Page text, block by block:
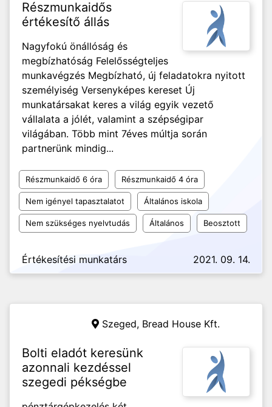
Részmunkaidős
értékesítő állás
Nagyfokú önállóság és
megbízhatóság Felelősségteljes
munkavégzés Megbízható, új feladatokra nyitott
személyiség Versenyképes kereset Új
munkatársakat keres a világ egyik vezető
vállalata a jólét, valamint a szépségipar
világában. Több mint 7éves múltja során
partnerünk mindig...
Részmunkaidő 6 óra Részmunkaidő 4 óra
Nem igényel tapasztalatot Általános iskola
Nem szükséges nyelvtudás Általános Beosztott
Értékesítési munkatárs 2021. 09. 14.
Szeged, Bread House Kft.
Bolti eladót keresünk
azonnali kezdéssel
szegedi pékségbe